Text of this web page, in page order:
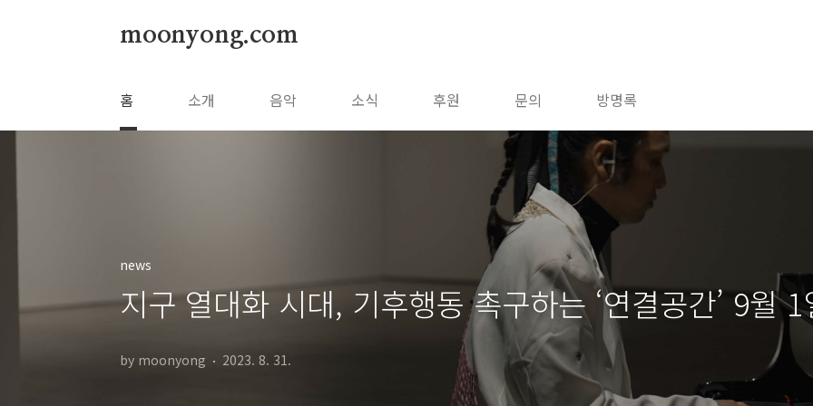
moonyong.com
홈 소개 음악 소식 후원 문의 방명록
news
지구 열대화 시대, 기후행동 촉구하는 ‘연결공간’ 9월
by moonyong 2023. 8. 31.